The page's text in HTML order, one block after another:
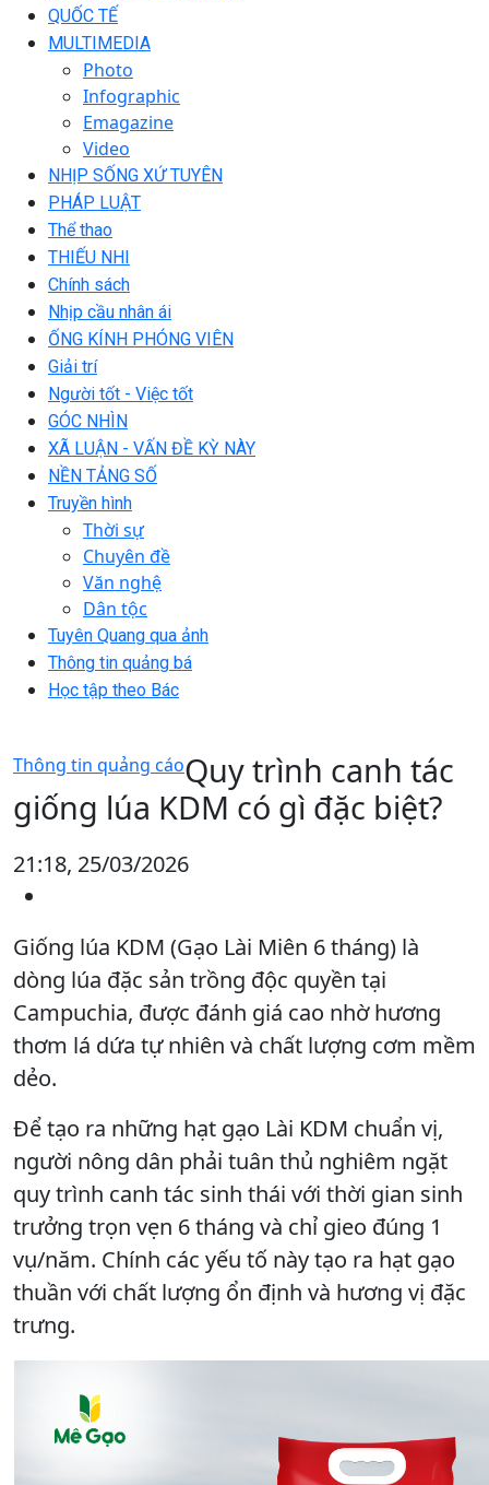
QUỐC TẾ
MULTIMEDIA
Photo
Infographic
Emagazine
Video
NHỊP SỐNG XỨ TUYÊN
PHÁP LUẬT
Thể thao
THIẾU NHI
Chính sách
Nhịp cầu nhân ái
ỐNG KÍNH PHÓNG VIÊN
Giải trí
Người tốt - Việc tốt
GÓC NHÌN
XÃ LUẬN - VẤN ĐỀ KỲ NÀY
NỀN TẢNG SỐ
Truyền hình
Thời sự
Chuyên đề
Văn nghệ
Dân tộc
Tuyên Quang qua ảnh
Thông tin quảng bá
Học tập theo Bác
Thông tin quảng cáoQuy trình canh tác
giống lúa KDM có gì đặc biệt?
21:18, 25/03/2026
Giống lúa KDM (Gạo Lài Miên 6 tháng) là
dòng lúa đặc sản trồng độc quyền tại
Campuchia, được đánh giá cao nhờ hương
thơm lá dứa tự nhiên và chất lượng cơm mềm
dẻo.
Để tạo ra những hạt gạo Lài KDM chuẩn vị,
người nông dân phải tuân thủ nghiêm ngặt
quy trình canh tác sinh thái với thời gian sinh
trưởng trọn vẹn 6 tháng và chỉ gieo đúng 1
vụ/năm. Chính các yếu tố này tạo ra hạt gạo
thuần với chất lượng ổn định và hương vị đặc
trưng.